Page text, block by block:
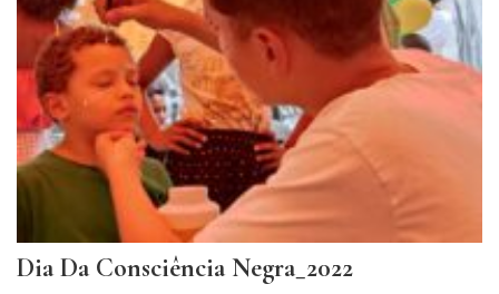
Dia Da Consciência Negra_2022